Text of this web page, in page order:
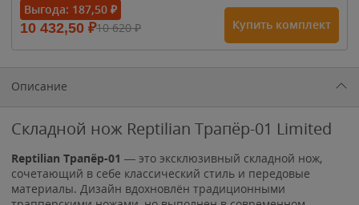
1 615₽
1 900₽1 900₽
Выгода: 187,50 ₽
10 432,50 ₽10 620₽ Купить комплект
Описание
Складной нож Reptilian Трапёр-01 Limited
Reptilian Трапёр-01 — это эксклюзивный складной нож,
сочетающий в себе классический стиль и передовые
материалы. Дизайн вдохновлён традиционными